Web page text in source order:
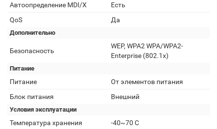
Автоопределение MDI/X
Есть
QoS
Да
Дополнительно
Безопасность
WEP, WPA2 WPA/WPA2-
Enterprise (802.1x)
Питание
Питание
От элементов питания
Блок питания
Внешний
Условия эксплуатации
Температура хранения
-40~70 С